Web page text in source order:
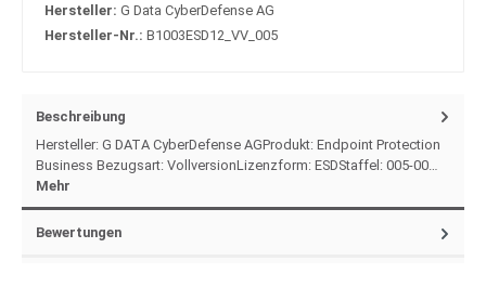
Hersteller: G Data CyberDefense AG
Hersteller-Nr.: B1003ESD12_VV_005
Beschreibung
Hersteller: G DATA CyberDefense AGProdukt: Endpoint Protection
Business Bezugsart: VollversionLizenzform: ESDStaffel: 005-00…
Mehr
Bewertungen